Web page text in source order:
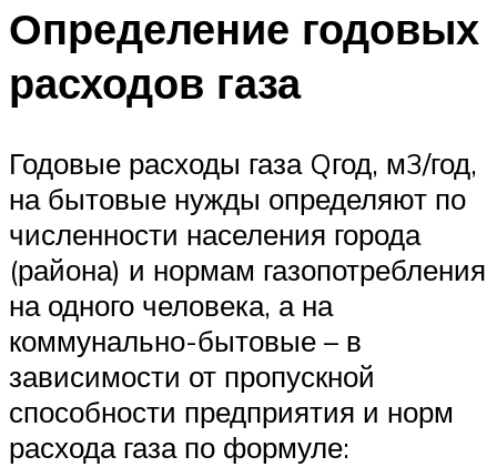
Определение годовых
расходов газа
Годовые расходы газа Qгод, м3/год,
на бытовые нужды определяют по
чис­ленности населения города
(района) и нормам газопотребления
на одного чело­века, а на
коммунально-бытовые – в
зависимости от пропускной
способности предприятия и норм
расхода газа по формуле: